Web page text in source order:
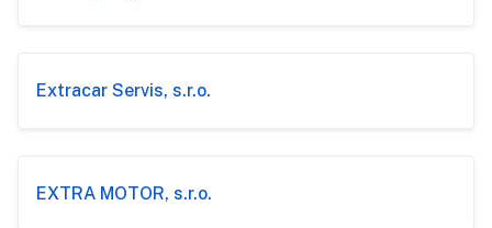
Extracar Servis, s.r.o.
EXTRA MOTOR, s.r.o.